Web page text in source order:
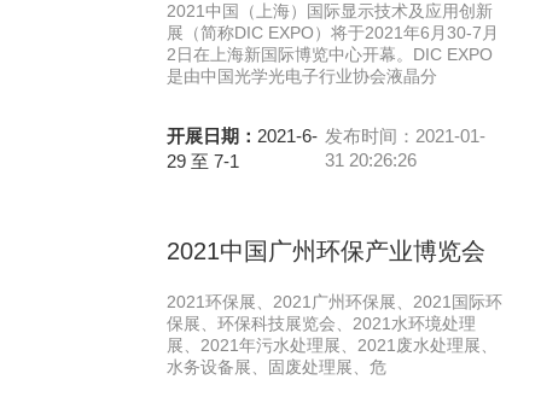
2021中国（上海）国际显示技术及应用创新
展（简称DIC EXPO）将于2021年6月30-7月
2日在上海新国际博览中心开幕。DIC EXPO
是由中国光学光电子行业协会液晶分
开展日期： 2021-6-
29 至 7-1
发布时间：2021-01-
31 20:26:26
2021中国广州环保产业博览会
2021环保展、2021广州环保展、2021国际环
保展、环保科技展览会、2021水环境处理
展、2021年污水处理展、2021废水处理展、
水务设备展、固废处理展、危